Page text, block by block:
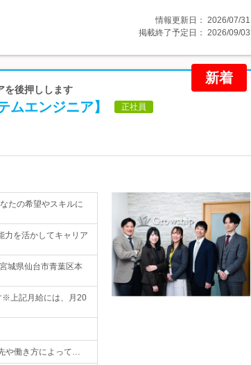
情報更新日： 2026/07/31
掲載終了予定日： 2026/09/03
新着
後押しします
ムエンジニア】 正社員
たの希望やスキルに
力を活かしてキャリア
城県仙台市青葉区本
※上記月給には、月20
や働き方によって…